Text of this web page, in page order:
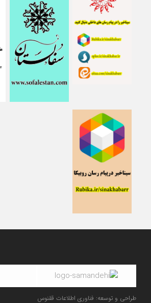
طراحی و توسعه: فناوری اطلاعات ققنوس